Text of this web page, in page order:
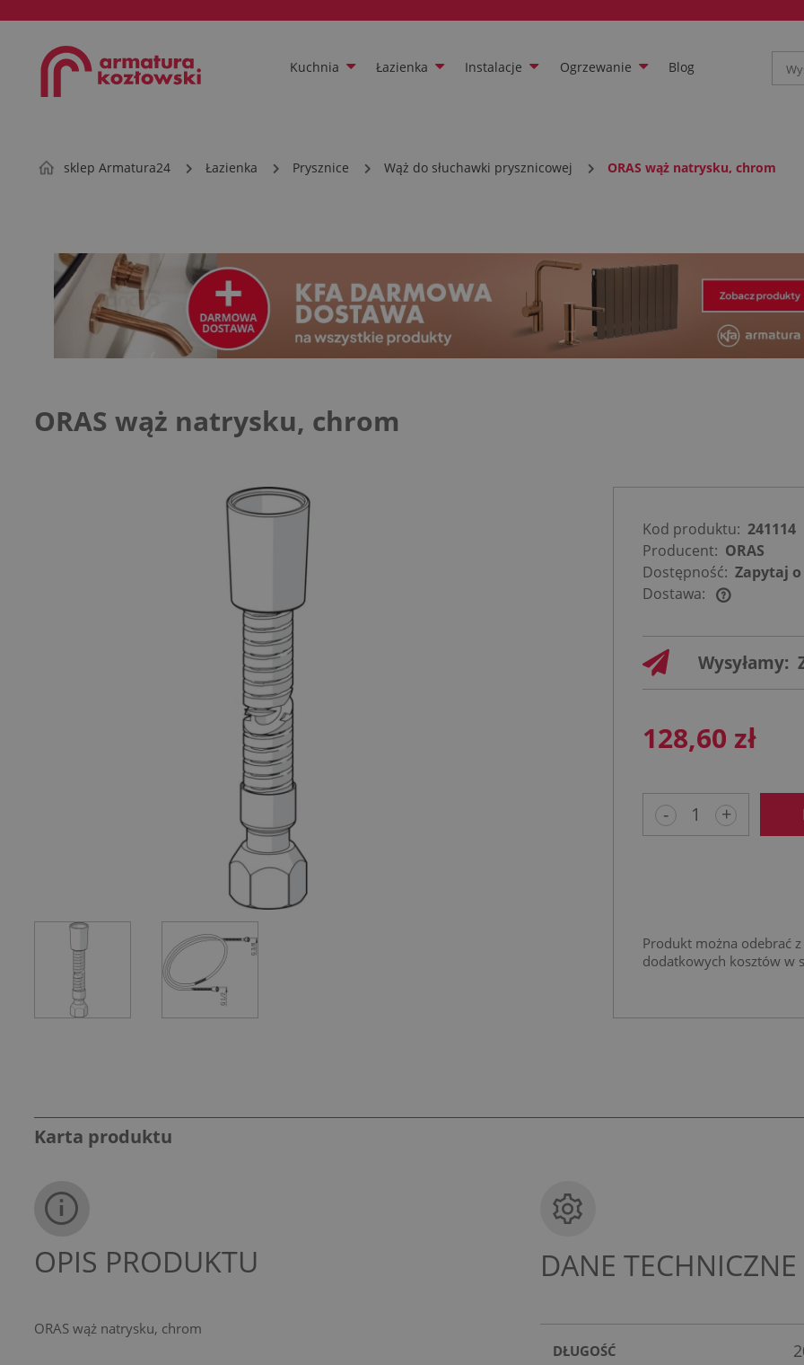
Kuchnia Łazienka Instalacje Ogrzewanie Blog
sklep Armatura24 Łazienka Prysznice Wąż do słuchawki prysznicowej ORAS wąż natrysku, chrom
ORAS wąż natrysku, chrom
Kod produktu: 241114
Producent: ORAS
Dostępność: Zapytaj
Dostawa:
Cena nie
zawiera
ewentualnych
Wysyłamy:
128,60 zł
- +
Produkt można odebrać
dodatkowych kosztów w
Karta produktu
OPIS PRODUKTU
ORAS wąż natrysku, chrom
DANE TECHNICZNE
DŁUGOŚĆ